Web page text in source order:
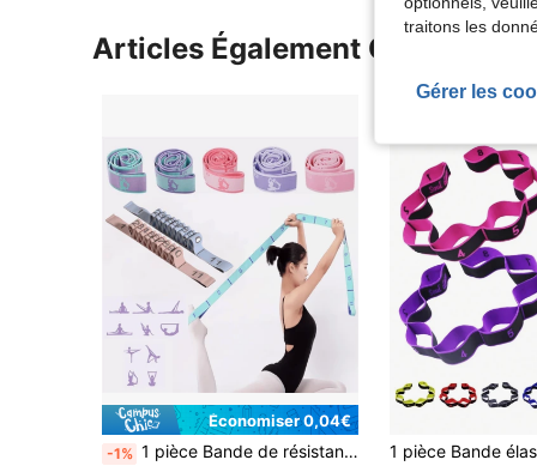
Articles Également Consultés
Économiser 0,04€
-1% 1 pièce Bande de résistance pour le yoga à 8 fentes/11 fentes, bande d'étirement pour le yoga et la fitness des femmes, bande élastique numérique, bande de tension pour la danse, bande de résistance
traitons les
Gérer les